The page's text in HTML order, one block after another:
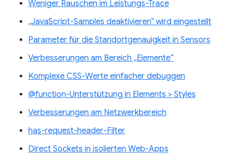
Weniger Rauschen im Leistungs-Trace
„JavaScript-Samples deaktivieren“ wird eingestellt
Parameter für die Standortgenauigkeit in Sensors
Verbesserungen am Bereich „Elemente“
Komplexe CSS-Werte einfacher debuggen
@function-Unterstützung in Elements > Styles
Verbesserungen am Netzwerkbereich
has-request-header-Filter
Direct Sockets in isolierten Web-Apps